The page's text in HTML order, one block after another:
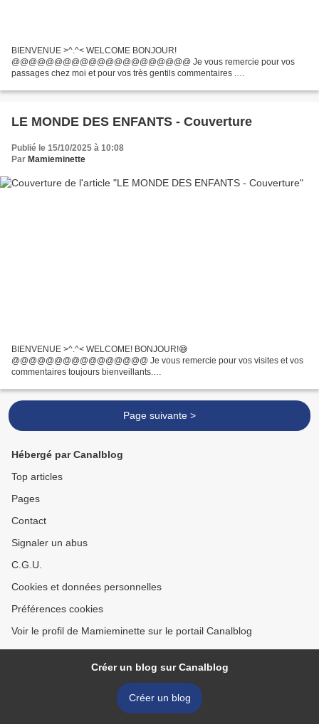
BIENVENUE >^.^< WELCOME BONJOUR!
@@@@@@@@@@@@@@@@@@@@@ Je vous remercie pour vos
passages chez moi et pour vos très gentils commentaires .
20 du mois, le jour du rendez-vous organisé par Martine Atout...
LE MONDE DES ENFANTS - Couverture
Publié le 15/10/2025 à 10:08
Par Mamieminette
BIENVENUE >^.^< WELCOME! BONJOUR!😅
@@@@@@@@@@@@@@@@ Je vous remercie pour vos visites et vos
commentaires toujours bienveillants.
brodée au point de maille sur mon plaid arbre généalogique 🥰 Un L pour
né...
Page suivante >
Hébergé par Canalblog
Top articles
Pages
Contact
Signaler un abus
C.G.U.
Cookies et données personnelles
Préférences cookies
Voir le profil de Mamieminette sur le portail Canalblog
Créer un blog sur Canalblog
Créer un blog